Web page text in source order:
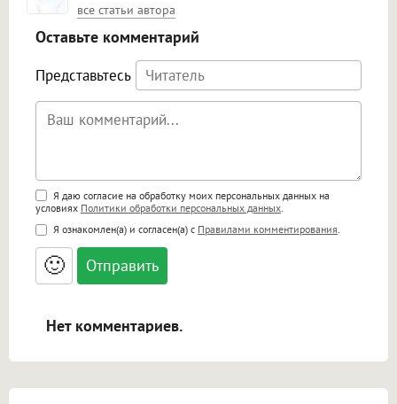
все статьи автора
Оставьте комментарий
Представьтесь
Поддержка HTML
<b>, <strong>, <u>, <i>, <em>, <s>, <big>,
<small>, <sup>, <sub>, <pre>, <ul>, <ol>, <li>,
<blockquote>, <code> экранирует HTML,
адреса URL автоматически становятся
ссылками, и [img]адрес[/img] будет
Я даю согласие на обработку моих персональных данных на
условиях Политики обработки персональных данных.
Я ознакомлен(а) и согласен(а) с Правилами комментирования.
🙂
Нет комментариев.